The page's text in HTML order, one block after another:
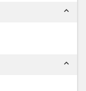
expand_less
expand_less